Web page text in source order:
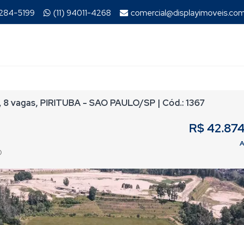
5199 (11) 94011-4268
vagas, PIRITUBA - SAO PAULO/SP | Cód.: 1367
R$